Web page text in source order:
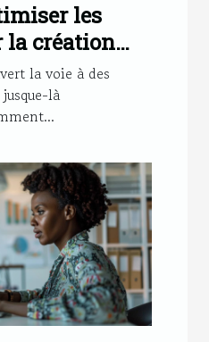
les
la création
la voie à des
là